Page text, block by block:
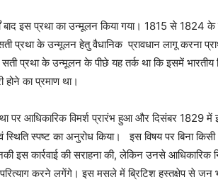
बाद इस प्रथा का उन्मूलन किया गया। 1815 से 1824
के उन्मूलन हेतु वैधानिक प्रावधान लागू करना
प्रथा के उन्मूलन के पीछे यह तर्क था कि इसमें भारतीय
का प्रमाण था।
पर आधिकारिक विमर्श प्रारंभ हुआ और दिसंबर 1829 में
स्पष्ट का अनुरोध किया। इस विषय पर बिना
कार्रवाई की सराहना की, लेकिन उनसे आधिकारिक
परित्याग करने लगेंगे। इस मसले में ब्रिटिश हस्तक्षेप से